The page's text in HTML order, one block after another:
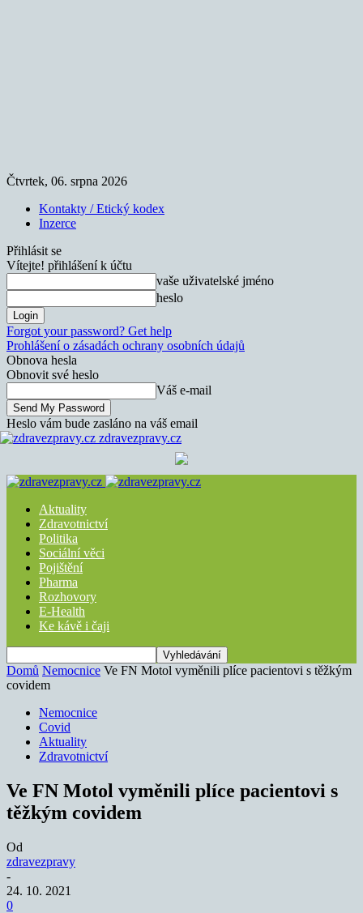
Čtvrtek, 06. srpna 2026
Kontakty / Etický kodex
Inzerce
Přihlásit se
Vítejte! přihlášení k účtu
vaše uživatelské jméno
heslo
Forgot your password? Get help
Prohlášení o zásadách ochrany osobních údajů
Obnova hesla
Obnovit své heslo
Váš e-mail
Heslo vám bude zasláno na váš email
zdravezpravy.cz
Aktuality
Zdravotnictví
Politika
Sociální věci
Pojištění
Pharma
Rozhovory
E-Health
Ke kávě i čaji
Domů Nemocnice Ve FN Motol vyměnili plíce pacientovi s těžkým
covidem
Nemocnice
Covid
Aktuality
Zdravotnictví
Ve FN Motol vyměnili plíce pacientovi s
těžkým covidem
Od
zdravezpravy
-
24. 10. 2021
0